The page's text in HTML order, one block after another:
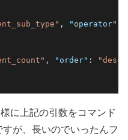
, "operator"
, "order" : "desc"
に上記の引数をコマンド
が、長いのでいったんフ